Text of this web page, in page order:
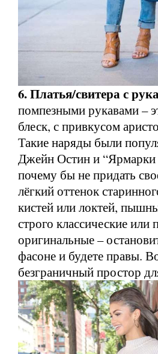
6. Платья/свитера с
помпезными рукавами –
блеск, с привкусом
Такие наряды были
Джейн Остин и “Ярмарки
почему бы не придать
лёгкий оттенок
кистей или локтей,
строго классические или
оригинальные –
фасоне и будете правы.
безграничный простор